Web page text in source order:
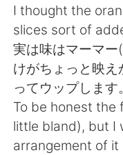
Deutsch
한국어
ไทย
Türkçe
I thought the
slices sort of
実は味はマーマ
けがちょっと映
ってウップしま
To be honest the
little bland), but I
arrangement of it